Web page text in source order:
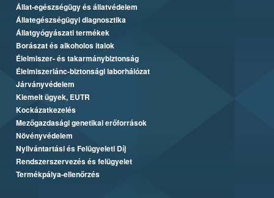
Állat-egészségügy és állatvédelem
Állategészségügyi diagnosztika
Állatgyógyászati termékek
Borászat és alkoholos italok
Élelmiszer- és takarmánybiztonság
Élelmiszerlánc-biztonsági laborhálózat
Járványvédelem
Kiemelt ügyek, EUTR
Kockázatkezelés
Mezőgazdasági genetikai erőforrások
Növényvédelem
Nyilvántartási és Felügyeleti Díj
Rendszerszervezés és felügyelet
Termékpálya-ellenőrzés